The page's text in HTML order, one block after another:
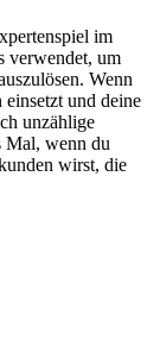
im
verwendet, um
Wenn
und deine
unzählige
Mal, wenn du
wirst, die